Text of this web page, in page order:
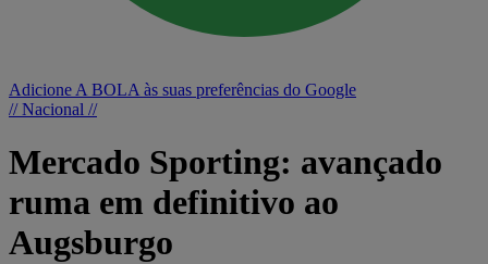
Adicione A BOLA às suas preferências do Google
// Nacional //
Mercado Sporting: avançado
ruma em definitivo ao
Augsburgo